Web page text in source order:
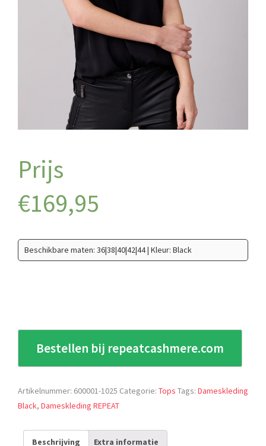
€169,95
Beschikbare maten: 36|38|40|42|44 | Kleur: Black
Bestellen bij repeatcashmere.com
Artikelnummer: 600001-1025 Categorie: Tops Tags: Dameskleding
Black, Dameskleding REPEAT
Beschrijving Extra informatie